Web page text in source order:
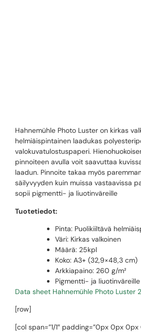
Hahnemühle Photo Luster on kirkas
helmiäispintainen laadukas
valokuvatulostuspaperi.
pinnoiteen avulla voit saavuttaa
laadun. Pinnoite takaa myös
säilyvyyden kuin muissa vastaavissa
sopii pigmentti- ja liuotinväreille
Tuotetiedot:
Pinta: Puolikiiltävä
Väri: Kirkas valkoinen
Määrä: 25kpl
Koko: A3+ (32,9×48,3 cm)
Arkkiapaino: 260 g/m²
Pigmentti- ja liuotinväreille
Data sheet Hahnemühle Photo Luster
[row]
[col span=”1/1″ padding=”0px 0px